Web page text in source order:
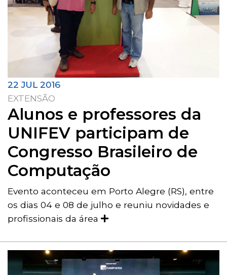
22 JUL 2016
EXTENSÃO
Alunos e professores da
UNIFEV participam de
Congresso Brasileiro de
Computação
Evento aconteceu em Porto Alegre (RS), entre
os dias 04 e 08 de julho e reuniu novidades e
profissionais da área